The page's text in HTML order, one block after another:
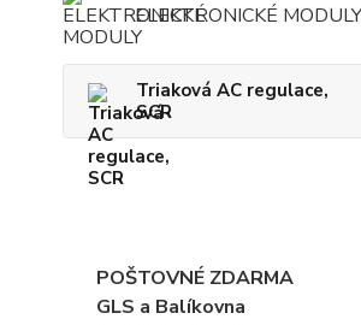
ELEKTRONICKÉ MODULY
Triaková AC regulace,
SCR
POŠTOVNÉ ZDARMA
GLS a Balíkovna